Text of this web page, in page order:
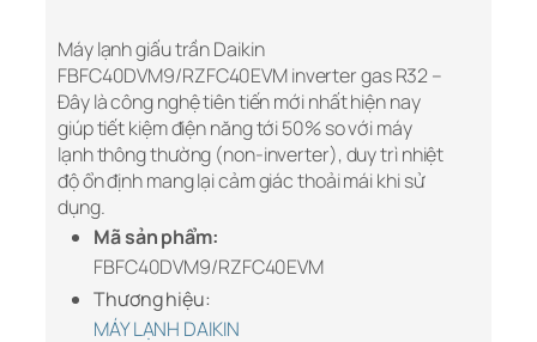
Máy lạnh giấu trần Daikin
FBFC40DVM9/RZFC40EVM inverter gas R32 –
Đây là công nghệ tiên tiến mới nhất hiện nay
giúp tiết kiệm điện năng tới 50% so với máy
lạnh thông thường (non-inverter), duy trì nhiệt
độ ổn định mang lại cảm giác thoải mái khi sử
dụng.
Mã sản phẩm:
FBFC40DVM9/RZFC40EVM
Thương hiệu:
MÁY LẠNH DAIKIN